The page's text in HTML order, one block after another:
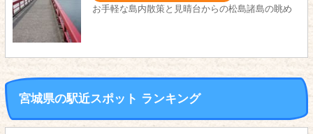
お手軽な島内散策と見晴台からの松島諸島の眺め
宮城県の駅近スポット ランキング